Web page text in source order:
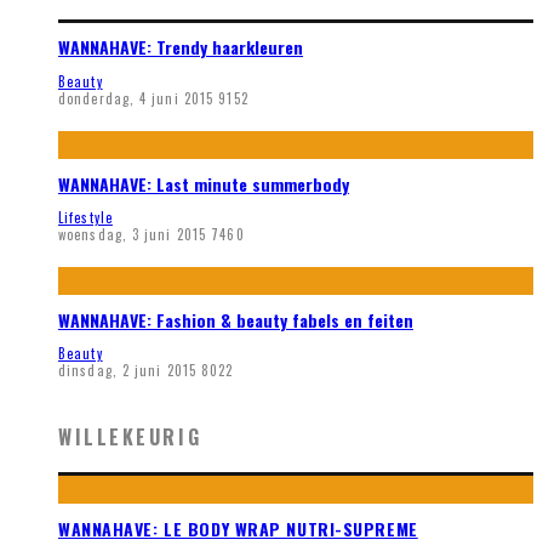
WANNAHAVE: Trendy haarkleuren
Beauty
donderdag, 4 juni 2015 9152
WANNAHAVE: Last minute summerbody
Lifestyle
woensdag, 3 juni 2015 7460
WANNAHAVE: Fashion & beauty fabels en feiten
Beauty
dinsdag, 2 juni 2015 8022
WILLEKEURIG
WANNAHAVE: LE BODY WRAP NUTRI-SUPREME